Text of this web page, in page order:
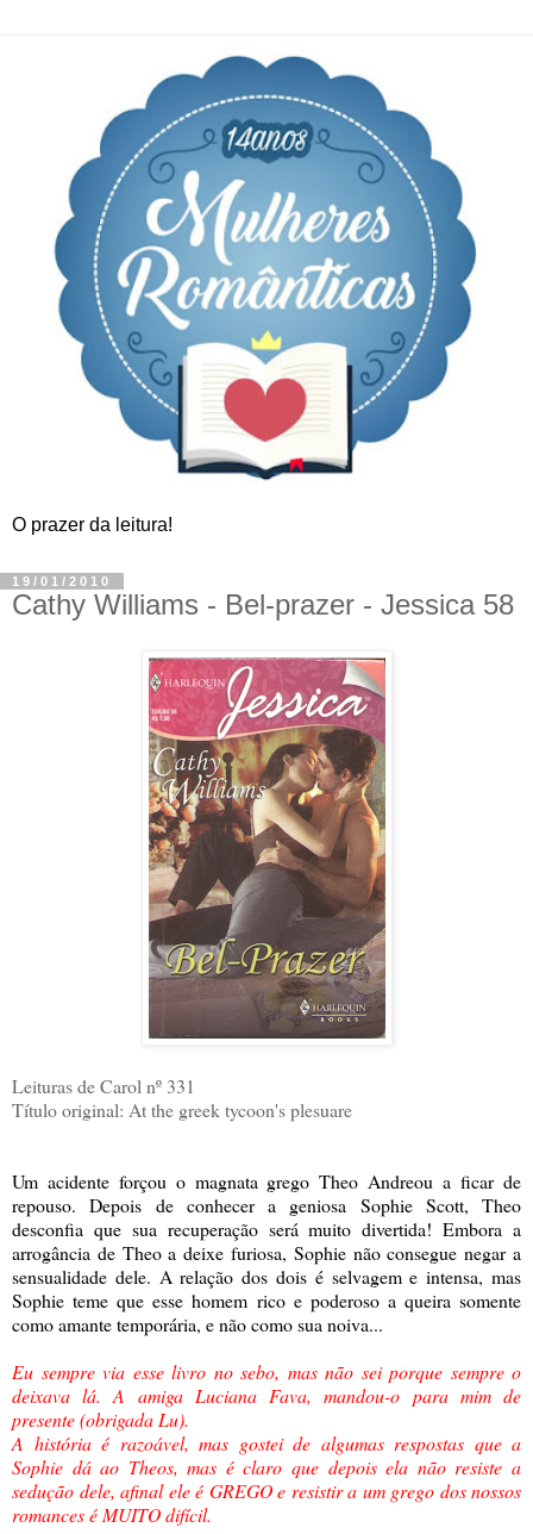
O prazer da leitura!
19/01/2010
Cathy Williams - Bel-prazer - Jessica 58
Leituras de Carol nº 331
Título original: At the greek tycoon's plesuare
Um acidente forçou o magnata grego Theo Andreou a ficar de
repouso. Depois de conhecer a geniosa Sophie Scott, Theo
desconfia que sua recuperação será muito divertida! Embora a
arrogância de Theo a deixe furiosa, Sophie não consegue negar a
sensualidade dele. A relação dos dois é selvagem e intensa, mas
Sophie teme que esse homem rico e poderoso a queira somente
como amante temporária, e não como sua noiva...
Eu sempre via esse livro no sebo, mas não sei porque sempre o
deixava lá. A amiga Luciana Fava, mandou-o para mim de
presente (obrigada Lu).
A história é razoável, mas gostei de algumas respostas que a
Sophie dá ao Theos, mas é claro que depois ela não resiste a
sedução dele, afinal ele é GREGO e resistir a um grego dos nossos
romances é MUITO difícil.